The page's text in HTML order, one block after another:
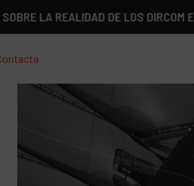
DE LOS DIRCOM EN ESPAÑA